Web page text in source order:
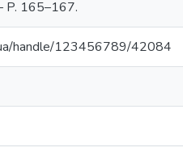
P. 165–167.
handle/123456789/42084